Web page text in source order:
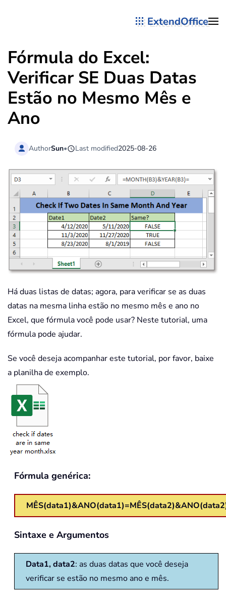
ExtendOffice
Fórmula do Excel:
Verificar SE Duas Datas
Estão no Mesmo Mês e
Ano
AuthorSun• Last modified2025-08-26
Há duas listas de datas; agora, para verificar se as duas
datas na mesma linha estão no mesmo mês e ano no
Excel, que fórmula você pode usar? Neste tutorial, uma
fórmula pode ajudar.
Se você deseja acompanhar este tutorial, por favor, baixe
a planilha de exemplo.
Fórmula genérica:
Sintaxe e Argumentos
Data1, data2: as duas datas que você deseja
verificar se estão no mesmo ano e mês.